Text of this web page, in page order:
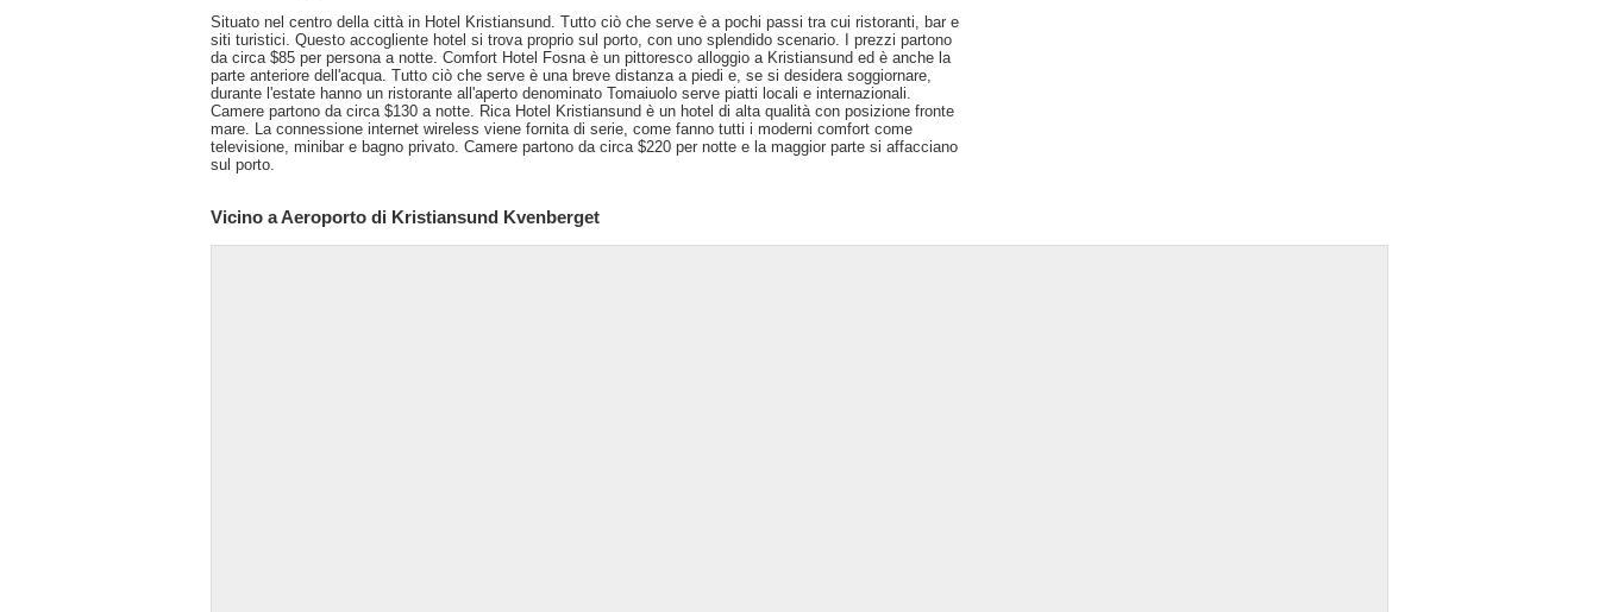
Situato nel centro della città in Hotel Kristiansund. Tutto ciò che serve è a pochi passi tra cui ristoranti, bar e
siti turistici. Questo accogliente hotel si trova proprio sul porto, con uno splendido scenario. I prezzi partono
da circa $85 per persona a notte. Comfort Hotel Fosna è un pittoresco alloggio a Kristiansund ed è anche la
parte anteriore dell'acqua. Tutto ciò che serve è una breve distanza a piedi e, se si desidera soggiornare,
durante l'estate hanno un ristorante all'aperto denominato Tomaiuolo serve piatti locali e internazionali.
Camere partono da circa $130 a notte. Rica Hotel Kristiansund è un hotel di alta qualità con posizione fronte
mare. La connessione internet wireless viene fornita di serie, come fanno tutti i moderni comfort come
televisione, minibar e bagno privato. Camere partono da circa $220 per notte e la maggior parte si affacciano
sul porto.
Vicino a Aeroporto di Kristiansund Kvenberget